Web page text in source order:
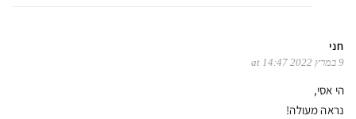
חני
9 במרץ 2022 at 14:47
הי אסי,
נראה מעולה!